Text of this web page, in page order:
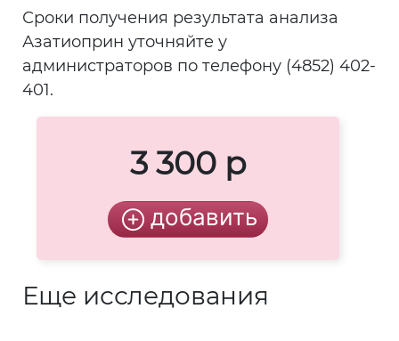
Сроки получения результата анализа
Азатиоприн уточняйте у
администраторов по телефону (4852) 402-
401.
3 300 р
Еще исследования